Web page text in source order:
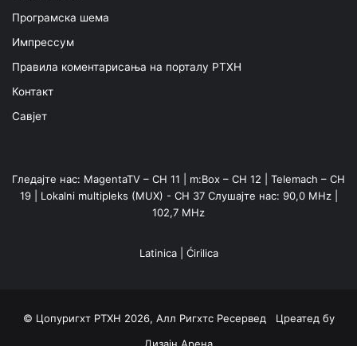
Програмска шема
Импрессум
Правила коментарисања на порталу РТХН
Контакт
Савјет
Гледајте нас: MagentaTV – CH 11 | m:Box – CH 12 | Telemach – CH
19 | Lokalni multipleks (MUX) - CH 37 Слушајте нас: 90,0 MHz |
102,7 MHz
Latinica| Ćirilica
© Цопyригхт РТХН 2026, Алл Ригхтс Ресервед Цреатед бy